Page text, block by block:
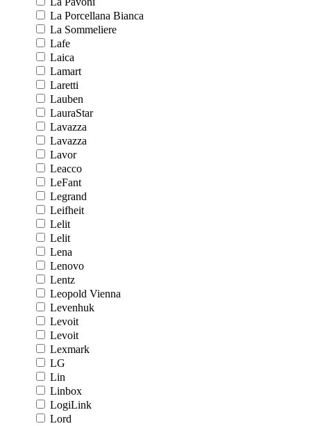
La Porcellana Bianca
La Sommeliere
Lafe
Laica
Lamart
Laretti
Lauben
LauraStar
Lavazza
Lavazza
Lavor
Leacco
LeFant
Legrand
Leifheit
Lelit
Lelit
Lena
Lenovo
Lentz
Leopold Vienna
Levenhuk
Levoit
Levoit
Lexmark
LG
Lin
Linbox
LogiLink
Lord